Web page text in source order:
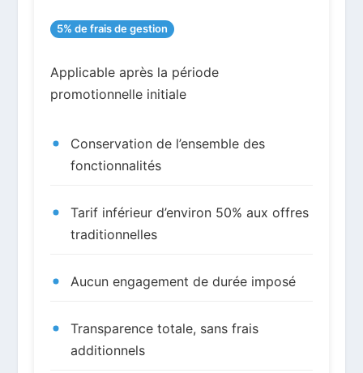
5% de frais de gestion
Applicable après la période
promotionnelle initiale
Conservation de l’ensemble des
fonctionnalités
Tarif inférieur d’environ 50% aux offres
traditionnelles
Aucun engagement de durée imposé
Transparence totale, sans frais
additionnels